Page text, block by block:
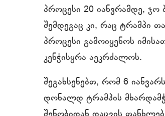
პროცესი 20 იანვრამდე, ჯო
შემდეგაც კი, რაც ტრამპი
პროცესი გამოიყენოს
კენჭისყრა აეკრძალოს.
შეგახსენებთ, რომ 6
დონალდ ტრამპის